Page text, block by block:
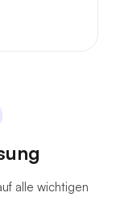
alle wichtigen